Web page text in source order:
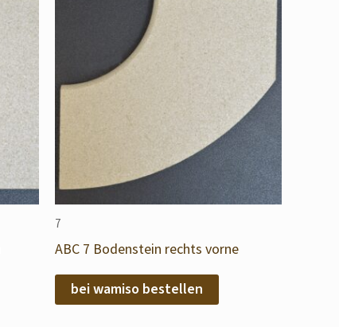
7
ABC 7 Bodenstein rechts vorne
bei wamiso bestellen